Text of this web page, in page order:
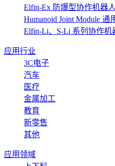
Elfin-Ex 防爆型协作机器人
Humanoid Joint Module 通
Elfin-Li、S-Li 系列协作机
应用行业
3C电子
汽车
医疗
金属加工
教育
新零售
其他
应用领域